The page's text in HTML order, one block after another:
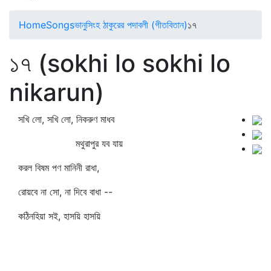
HomeSongsভানুসিংহ ঠাকুরের পদাবলী (গীতবিতান)১৭
১৭ (sokhi lo sokhi lo
nikarun)
সখি লো, সখি লো, নিকরুণ মাধব
মথুরাপুর যব যায়
করল বিষম পণ মানিনী রাধা,
রোয়বে না সো, না দিবে বাধা --
কঠিনহিয়া সই, হাসয়ি হাসয়ি